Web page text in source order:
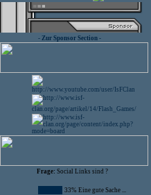
- Zur Sponsor Section -
Frage: Social Links sind ?
33% Eine gute Sache ...